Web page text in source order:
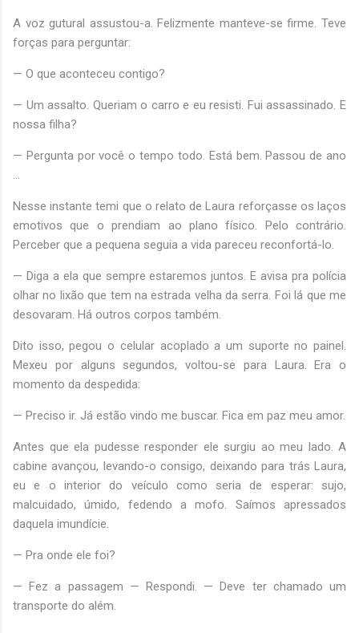
A voz gutural assustou-a. Felizmente manteve-se firme. Teve
forças para perguntar:
— O que aconteceu contigo?
— Um assalto. Queriam o carro e eu resisti. Fui assassinado. E
nossa filha?
— Pergunta por você o tempo todo. Está bem. Passou de ano
...
Nesse instante temi que o relato de Laura reforçasse os laços
emotivos que o prendiam ao plano físico. Pelo contrário.
Perceber que a pequena seguia a vida pareceu reconfortá-lo.
— Diga a ela que sempre estaremos juntos. E avisa pra polícia
olhar no lixão que tem na estrada velha da serra. Foi lá que me
desovaram. Há outros corpos também.
Dito isso, pegou o celular acoplado a um suporte no painel.
Mexeu por alguns segundos, voltou-se para Laura. Era o
momento da despedida:
— Preciso ir. Já estão vindo me buscar. Fica em paz meu amor.
Antes que ela pudesse responder ele surgiu ao meu lado. A
cabine avançou, levando-o consigo, deixando para trás Laura,
eu e o interior do veículo como seria de esperar: sujo,
malcuidado, úmido, fedendo a mofo. Saímos apressados
daquela imundície.
— Pra onde ele foi?
— Fez a passagem — Respondi. — Deve ter chamado um
transporte do além.